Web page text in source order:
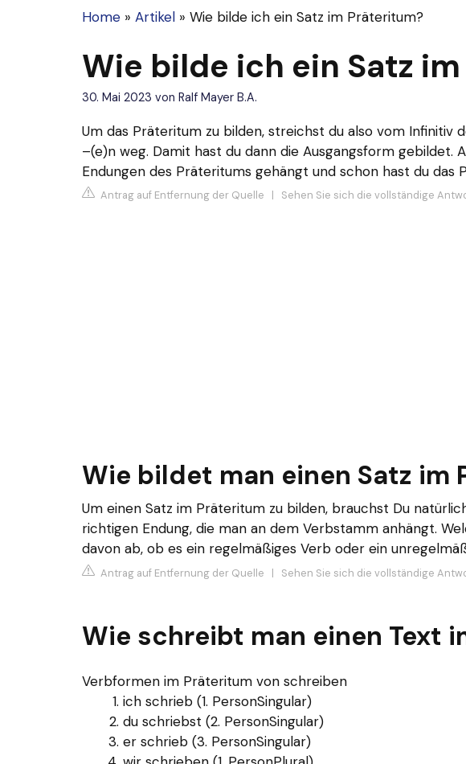
Home » Artikel » Wie bilde ich ein Satz im Präteritum?
Wie bilde ich ein Satz
30. Mai 2023 von Ralf Mayer B.A.
Um das Präteritum zu bilden, streichst du also vom Infinitiv
–(e)n weg. Damit hast du dann die Ausgangsform gebildet.
Endungen des Präteritums gehängt und schon hast du das
Antrag auf Entfernung der Quelle | Sehen Sie sich die vollständige
Wie bildet man einen Satz im
Um einen Satz im Präteritum zu bilden, brauchst Du
richtigen Endung, die man an dem Verbstamm anhängt.
davon ab, ob es ein regelmäßiges Verb oder ein
Antrag auf Entfernung der Quelle | Sehen Sie sich die vollständige
Wie schreibt man einen Text
Verbformen im Präteritum von schreiben
ich schrieb (1. PersonSingular)
du schriebst (2. PersonSingular)
er schrieb (3. PersonSingular)